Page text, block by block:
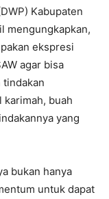
Kabupaten
mengungkapkan,
ekspresi
agar bisa
tindakan
karimah, buah
yang
bukan hanya
untuk dapat